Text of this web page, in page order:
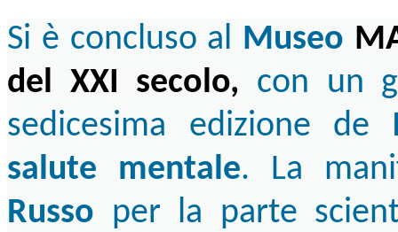
Si è concluso al Museo
del XXI secolo, con un
sedicesima edizione de
salute mentale. La
Russo per la parte